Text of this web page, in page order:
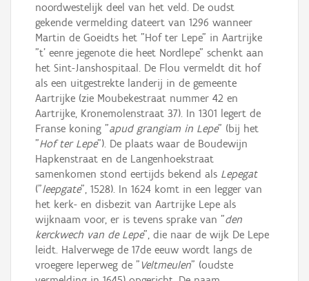
noordwestelijk deel van het veld. De oudst
gekende vermelding dateert van 1296 wanneer
Martin de Goeidts het "Hof ter Lepe" in Aartrijke
"t' eenre jegenote die heet Nordlepe" schenkt aan
het Sint-Janshospitaal. De Flou vermeldt dit hof
als een uitgestrekte landerij in de gemeente
Aartrijke (zie Moubekestraat nummer 42 en
Aartrijke, Kronemolenstraat 37). In 1301 legert de
Franse koning "apud grangiam in Lepe" (bij het
"Hof ter Lepe"). De plaats waar de Boudewijn
Hapkenstraat en de Langenhoekstraat
samenkomen stond eertijds bekend als Lepegat
("leepgate", 1528). In 1624 komt in een legger van
het kerk- en disbezit van Aartrijke Lepe als
wijknaam voor, er is tevens sprake van "den
kerckwech van de Lepe", die naar de wijk De Lepe
leidt. Halverwege de 17de eeuw wordt langs de
vroegere Ieperweg de " Veltmeulen" (oudste